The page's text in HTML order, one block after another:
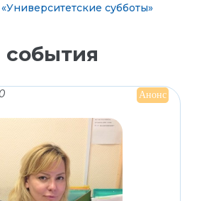
субботы»
события
Анонс